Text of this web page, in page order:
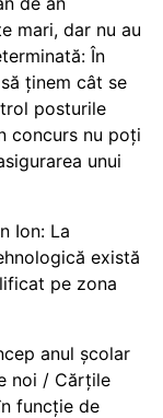
mari, dar nu au
În
ținem cât se
posturile
concurs nu poți
unui
Ion: La
există
pe zona
anul școlar
noi / Cărțile
funcție de